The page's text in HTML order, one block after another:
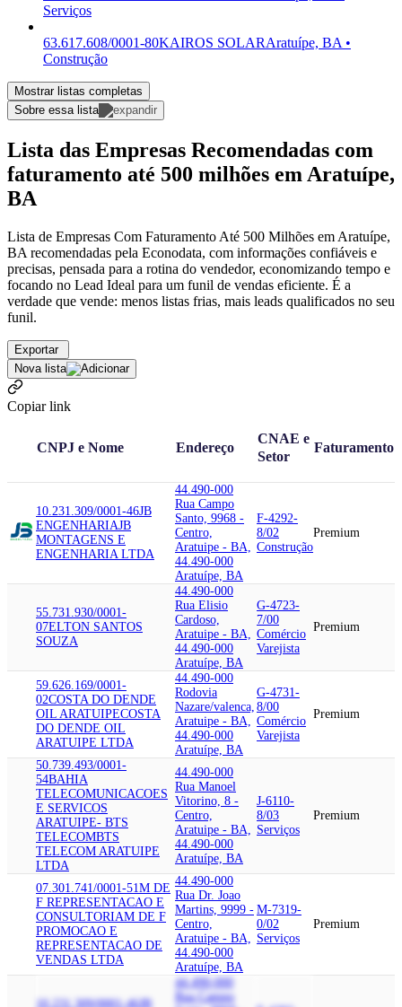
Serviços
63.617.608/0001-80KAIROS SOLARAratuípe, BA •
Construção
Mostrar listas completas
Sobre essa lista
Lista das Empresas Recomendadas com
faturamento até 500 milhões em Aratuípe,
BA
Lista de Empresas Com Faturamento Até 500 Milhões em Aratuípe,
BA recomendadas pela Econodata, com informações confiáveis e
precisas, pensada para a rotina do vendedor, economizando tempo e
focando no Lead Ideal para um funil de vendas eficiente. É a
verdade que vende: menos listas frias, mais leads qualificados no seu
funil.
Exportar
Nova lista
Copiar link
CNPJ e Nome Endereço
CNAE e
Setor
Faturamento
10.231.309/0001-46JB
ENGENHARIAJB
MONTAGENS E
ENGENHARIA LTDA
44.490-000
Rua Campo
Santo, 9968 -
Centro,
Aratuipe - BA,
44.490-000
Aratuípe, BA
F-4292-
8/02
Construção
Premium
55.731.930/0001-
07ELTON SANTOS
SOUZA
44.490-000
Rua Elisio
Cardoso,
Aratuipe - BA,
44.490-000
Aratuípe, BA
G-4723-
7/00
Comércio
Varejista
Premium
59.626.169/0001-
02COSTA DO DENDE
OIL ARATUIPECOSTA
DO DENDE OIL
ARATUIPE LTDA
44.490-000
Rodovia
Nazare/valenca,
Aratuipe - BA,
44.490-000
Aratuípe, BA
G-4731-
8/00
Comércio
Varejista
Premium
50.739.493/0001-
54BAHIA
TELECOMUNICACOES
E SERVICOS
ARATUIPE- BTS
TELECOMBTS
TELECOM ARATUIPE
LTDA
44.490-000
Rua Manoel
Vitorino, 8 -
Centro,
Aratuipe - BA,
44.490-000
Aratuípe, BA
J-6110-
8/03
Serviços
Premium
07.301.741/0001-51M DE
F REPRESENTACAO E
CONSULTORIAM DE F
PROMOCAO E
REPRESENTACAO DE
VENDAS LTDA
44.490-000
Rua Dr. Joao
Martins, 9999 -
Centro,
Aratuipe - BA,
44.490-000
Aratuípe, BA
M-7319-
0/02
Serviços
Premium
10.231.309/0001-46JB
44.490-000
Rua Campo